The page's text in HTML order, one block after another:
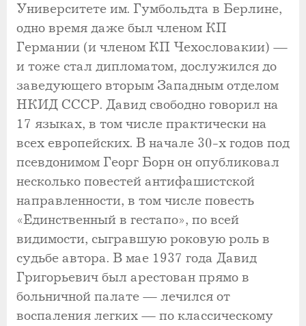
Университете им. Гумбольдта в Берлине,
одно время даже был членом КП
Германии (и членом КП Чехословакии) —
и тоже стал дипломатом, дослужился до
заведующего вторым Западным отделом
НКИД СССР. Давид свободно говорил на
17 языках, в том числе практически на
всех европейских. В начале 30-х годов под
псевдонимом Георг Борн он опубликовал
несколько повестей антифашистской
направленности, в том числе повесть
«Единственный в гестапо», по всей
видимости, сыгравшую роковую роль в
судьбе автора. В мае 1937 года Давид
Григорьевич был арестован прямо в
больничной палате — лечился от
воспаления легких — по классическому